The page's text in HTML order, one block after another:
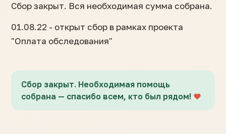
Сбор закрыт. Вся необходимая сумма собрана.
01.08.22 - открыт сбор в рамках проекта
"Оплата обследования"
Сбор закрыт. Необходимая помощь
собрана — спасибо всем, кто был рядом!